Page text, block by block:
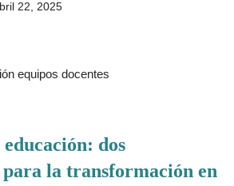
22, 2025
dos
la transformación en